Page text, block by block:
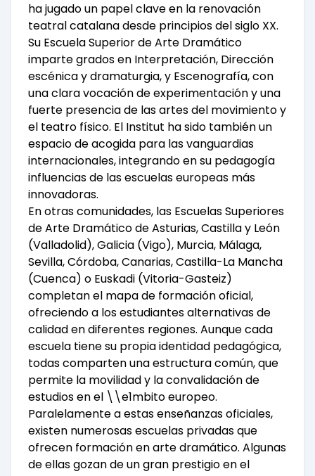
ha jugado un papel clave en la renovación
teatral catalana desde principios del siglo XX.
Su Escuela Superior de Arte Dramático
imparte grados en Interpretación, Dirección
escénica y dramaturgia, y Escenografía, con
una clara vocación de experimentación y una
fuerte presencia de las artes del movimiento y
el teatro físico. El Institut ha sido también un
espacio de acogida para las vanguardias
internacionales, integrando en su pedagogía
influencias de las escuelas europeas más
innovadoras.
En otras comunidades, las Escuelas Superiores
de Arte Dramático de Asturias, Castilla y León
(Valladolid), Galicia (Vigo), Murcia, Málaga,
Sevilla, Córdoba, Canarias, Castilla-La Mancha
(Cuenca) o Euskadi (Vitoria-Gasteiz)
completan el mapa de formación oficial,
ofreciendo a los estudiantes alternativas de
calidad en diferentes regiones. Aunque cada
escuela tiene su propia identidad pedagógica,
todas comparten una estructura común, que
permite la movilidad y la convalidación de
estudios en el \\e1mbito europeo.
Paralelamente a estas enseñanzas oficiales,
existen numerosas escuelas privadas que
ofrecen formación en arte dramático. Algunas
de ellas gozan de un gran prestigio en el